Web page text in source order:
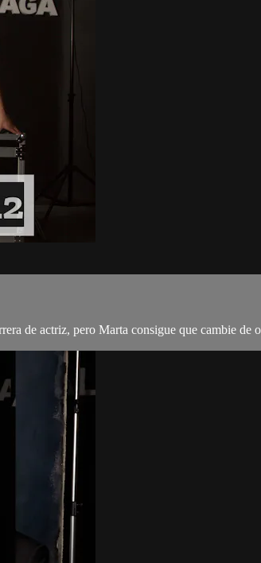
de actriz, pero Marta consigue que cambie de